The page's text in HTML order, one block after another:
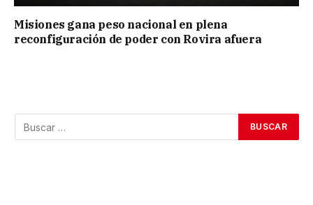
Misiones gana peso nacional en plena
reconfiguración de poder con Rovira afuera